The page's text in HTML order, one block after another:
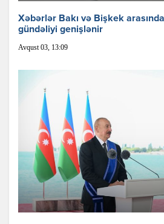
Xəbərlər Bakı və Bişkek
gündəliyi genişlənir
Avqust 03, 13:09